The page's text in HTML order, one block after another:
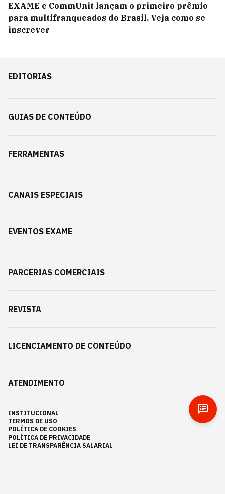
EXAME e CommUnit lançam o primeiro prêmio
para multifranqueados do Brasil. Veja como se
inscrever
EDITORIAS
GUIAS DE CONTEÚDO
FERRAMENTAS
CANAIS ESPECIAIS
EVENTOS EXAME
PARCERIAS COMERCIAIS
REVISTA
LICENCIAMENTO DE CONTEÚDO
ATENDIMENTO
INSTITUCIONAL
TERMOS DE USO
POLÍTICA DE COOKIES
POLÍTICA DE PRIVACIDADE
LEI DE TRANSPARÊNCIA SALARIAL